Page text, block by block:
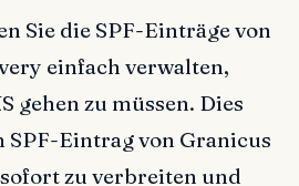
Sie die SPF-Einträge von
einfach verwalten,
gehen zu müssen. Dies
SPF-Eintrag von Granicus
zu verbreiten und